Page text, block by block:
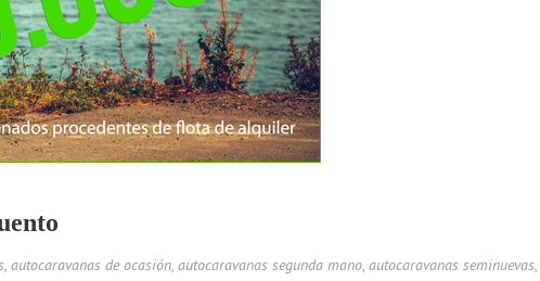
, autocaravanas de ocasión, autocaravanas segunda mano, autocaravanas seminuevas,